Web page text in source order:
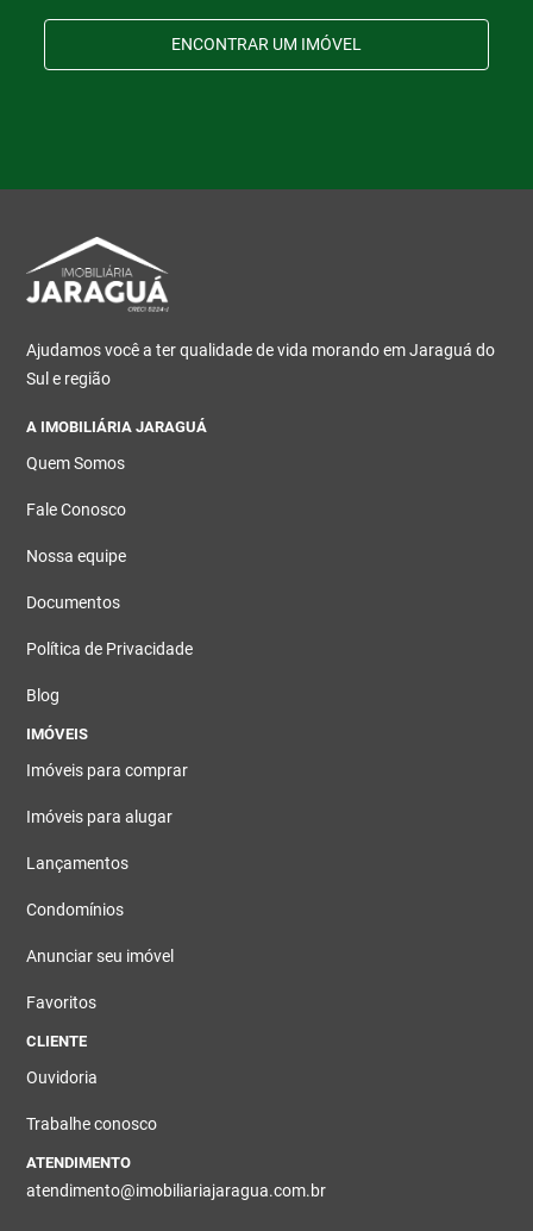
ENCONTRAR UM IMÓVEL
Ajudamos você a ter qualidade de vida morando em Jaraguá do
Sul e região
A IMOBILIÁRIA JARAGUÁ
Quem Somos
Fale Conosco
Nossa equipe
Documentos
Política de Privacidade
Blog
IMÓVEIS
Imóveis para comprar
Imóveis para alugar
Lançamentos
Condomínios
Anunciar seu imóvel
Favoritos
CLIENTE
Ouvidoria
Trabalhe conosco
ATENDIMENTO
atendimento@imobiliariajaragua.com.br